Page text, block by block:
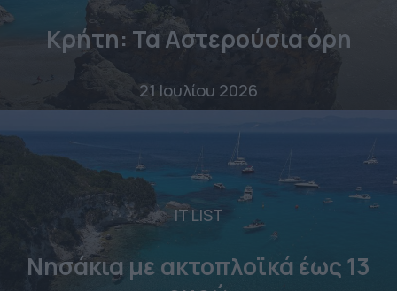
Κρήτη: Τα Αστερούσια όρη
21 Ιουλίου 2026
IT LIST
Νησάκια με ακτοπλοϊκά έως 13